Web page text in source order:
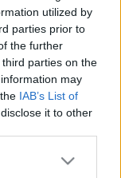
utilized by
parties prior to
the further
parties on the
may
IAB’s List of
it to other
or more Google
a folyó
is csak pár
a Gál Ferenc